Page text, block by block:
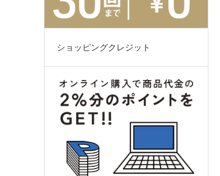
ショッピングクレジット